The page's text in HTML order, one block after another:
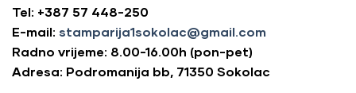
Tel: +387 57 448-250
E-mail: stamparija1sokolac@gmail.com
Radno vrijeme: 8.00-16.00h (pon-pet)
Adresa: Podromanija bb, 71350 Sokolac